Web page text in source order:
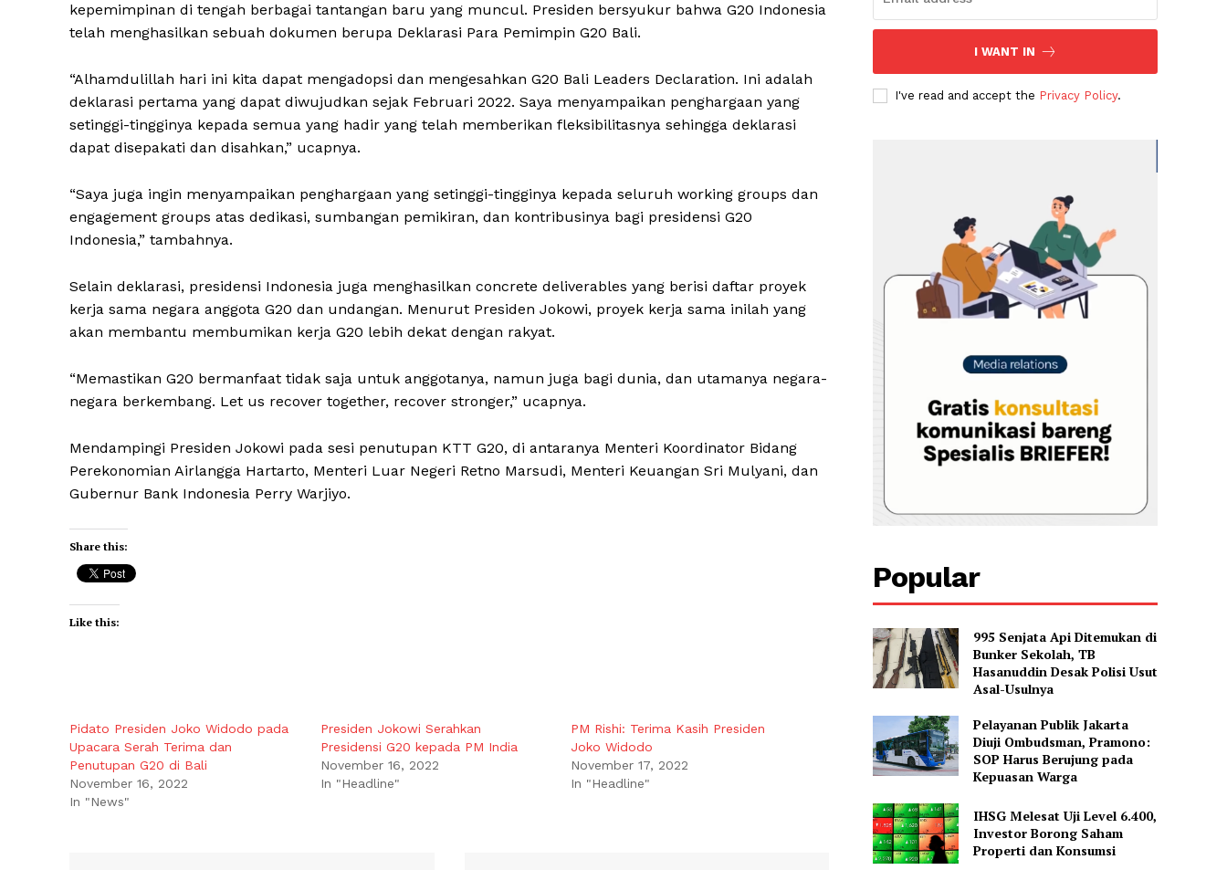
kepemimpinan di tengah berbagai tantangan baru yang muncul. Presiden bersyukur bahwa G20 Indonesia
telah menghasilkan sebuah dokumen berupa Deklarasi Para Pemimpin G20 Bali.
“Alhamdulillah hari ini kita dapat mengadopsi dan mengesahkan G20 Bali Leaders Declaration. Ini adalah
deklarasi pertama yang dapat diwujudkan sejak Februari 2022. Saya menyampaikan penghargaan yang
setinggi-tingginya kepada semua yang hadir yang telah memberikan fleksibilitasnya sehingga deklarasi
dapat disepakati dan disahkan,” ucapnya.
“Saya juga ingin menyampaikan penghargaan yang setinggi-tingginya kepada seluruh working groups dan
engagement groups atas dedikasi, sumbangan pemikiran, dan kontribusinya bagi presidensi G20
Indonesia,” tambahnya.
Selain deklarasi, presidensi Indonesia juga menghasilkan concrete deliverables yang berisi daftar proyek
kerja sama negara anggota G20 dan undangan. Menurut Presiden Jokowi, proyek kerja sama inilah yang
akan membantu membumikan kerja G20 lebih dekat dengan rakyat.
“Memastikan G20 bermanfaat tidak saja untuk anggotanya, namun juga bagi dunia, dan utamanya negara-
negara berkembang. Let us recover together, recover stronger,” ucapnya.
Mendampingi Presiden Jokowi pada sesi penutupan KTT G20, di antaranya Menteri Koordinator Bidang
Perekonomian Airlangga Hartarto, Menteri Luar Negeri Retno Marsudi, Menteri Keuangan Sri Mulyani, dan
Gubernur Bank Indonesia Perry Warjiyo.
Share this:
Like this:
Pidato Presiden Joko Widodo pada
Upacara Serah Terima dan
Penutupan G20 di Bali
November 16, 2022
In "News"
Presiden Jokowi Serahkan
Presidensi G20 kepada PM India
November 16, 2022
In "Headline"
PM Rishi: Terima Kasih Presiden
Joko Widodo
November 17, 2022
In "Headline"
I WANT IN
I've read and accept the Privacy Policy.
Popular
995 Senjata Api Ditemukan di
Bunker Sekolah, TB
Hasanuddin Desak Polisi Usut
Asal-Usulnya
Pelayanan Publik Jakarta
Diuji Ombudsman, Pramono:
SOP Harus Berujung pada
Kepuasan Warga
IHSG Melesat Uji Level 6.400,
Investor Borong Saham
Properti dan Konsumsi